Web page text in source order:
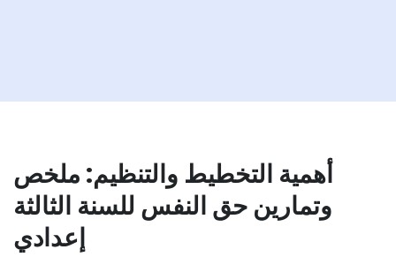
أهمية التخطيط والتنظيم: ملخص
وتمارين حق النفس للسنة الثالثة
إعدادي